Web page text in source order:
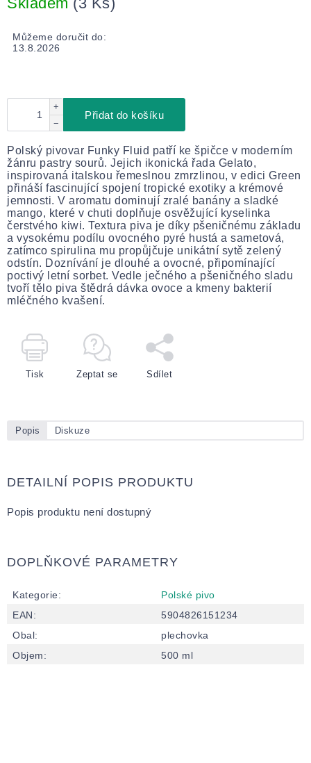
Můžeme doručit do:
13.8.2026
+
−
Přidat do košíku
Polský pivovar Funky Fluid patří ke špičce v moderním
žánru pastry sourů. Jejich ikonická řada Gelato,
inspirovaná italskou řemeslnou zmrzlinou, v edici Green
přináší fascinující spojení tropické exotiky a krémové
jemnosti. V aromatu dominují zralé banány a sladké
mango, které v chuti doplňuje osvěžující kyselinka
čerstvého kiwi. Textura piva je díky pšeničnému základu
a vysokému podílu ovocného pyré hustá a sametová,
zatímco spirulina mu propůjčuje unikátní sytě zelený
odstín. Doznívání je dlouhé a ovocné, připomínající
poctivý letní sorbet. Vedle ječného a pšeničného sladu
tvoří tělo piva štědrá dávka ovoce a kmeny bakterií
mléčného kvašení.
Tisk Zeptat se Sdílet
Popis Diskuze
DETAILNÍ POPIS PRODUKTU
Popis produktu není dostupný
DOPLŇKOVÉ PARAMETRY
Kategorie:
Polské pivo
EAN:
5904826151234
Obal:
plechovka
Objem: 500 ml